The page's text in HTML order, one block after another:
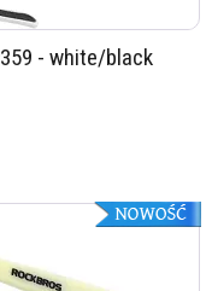
- white/black